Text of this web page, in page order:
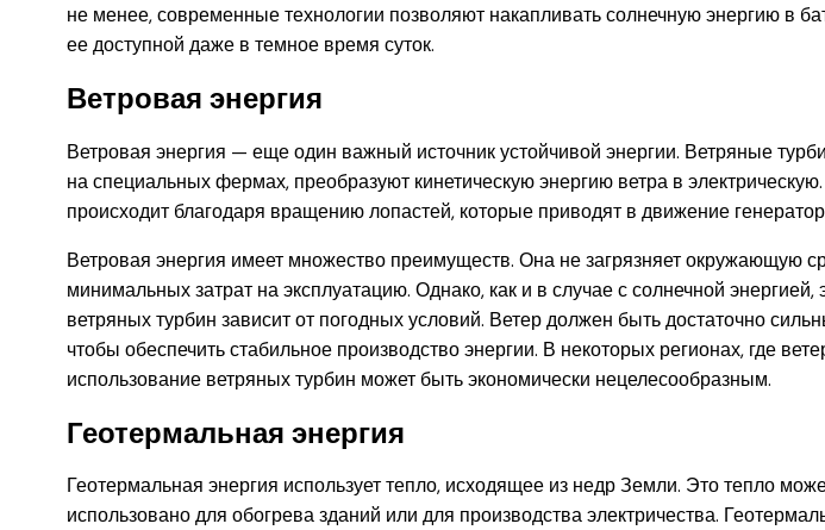
не менее, современные технологии позволяют накапливать солнечную энергию в
ее доступной даже в темное время суток.
Ветровая энергия
Ветровая энергия — еще один важный источник устойчивой энергии. Ветряные
на специальных фермах, преобразуют кинетическую энергию ветра в
происходит благодаря вращению лопастей, которые приводят в движение
Ветровая энергия имеет множество преимуществ. Она не загрязняет окружающую
минимальных затрат на эксплуатацию. Однако, как и в случае с солнечной
ветряных турбин зависит от погодных условий. Ветер должен быть достаточно
чтобы обеспечить стабильное производство энергии. В некоторых регионах, где
использование ветряных турбин может быть экономически нецелесообразным.
Геотермальная энергия
Геотермальная энергия использует тепло, исходящее из недр Земли. Это тепло
использовано для обогрева зданий или для производства электричества.